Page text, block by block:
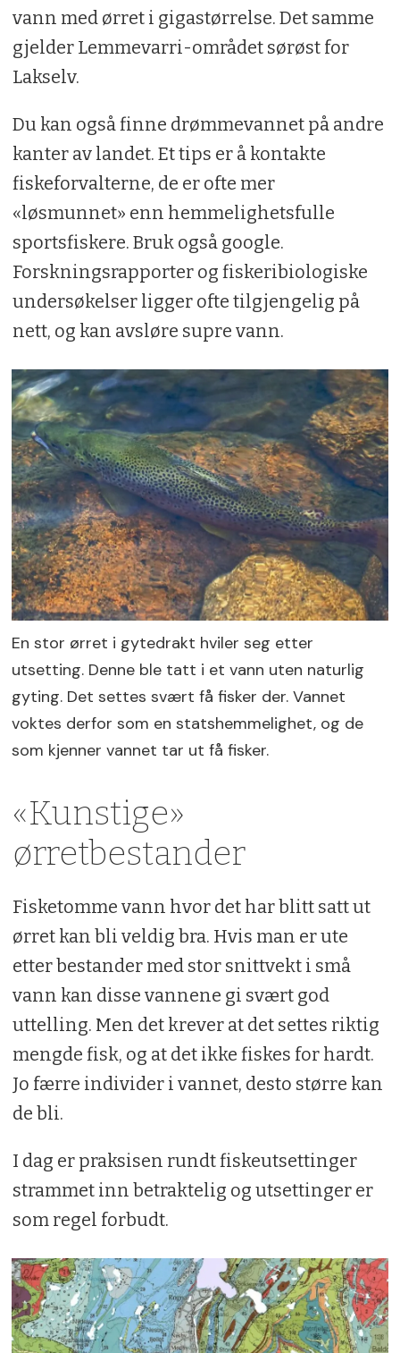
vann med ørret i gigastørrelse. Det samme
gjelder Lemmevarri-området sørøst for
Lakselv.
Du kan også finne drømmevannet på andre
kanter av landet. Et tips er å kontakte
fiskeforvalterne, de er ofte mer
«løsmunnet» enn hemmelighetsfulle
sportsfiskere. Bruk også google.
Forskningsrapporter og fiskeribiologiske
undersøkelser ligger ofte tilgjengelig på
nett, og kan avsløre supre vann.
En stor ørret i gytedrakt hviler seg etter
utsetting. Denne ble tatt i et vann uten naturlig
gyting. Det settes svært få fisker der. Vannet
voktes derfor som en statshemmelighet, og de
som kjenner vannet tar ut få fisker.
«Kunstige»
ørretbestander
Fisketomme vann hvor det har blitt satt ut
ørret kan bli veldig bra. Hvis man er ute
etter bestander med stor snittvekt i små
vann kan disse vannene gi svært god
uttelling. Men det krever at det settes riktig
mengde fisk, og at det ikke fiskes for hardt.
Jo færre individer i vannet, desto større kan
de bli.
I dag er praksisen rundt fiskeutsettinger
strammet inn betraktelig og utsettinger er
som regel forbudt.